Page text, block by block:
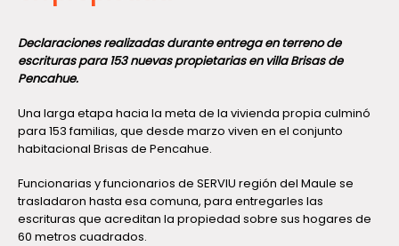
Declaraciones realizadas durante entrega en terreno de
escrituras para 153 nuevas propietarias en villa Brisas de
Pencahue.
Una larga etapa hacia la meta de la vivienda propia culminó
para 153 familias, que desde marzo viven en el conjunto
habitacional Brisas de Pencahue.
Funcionarias y funcionarios de SERVIU región del Maule se
trasladaron hasta esa comuna, para entregarles las
escrituras que acreditan la propiedad sobre sus hogares de
60 metros cuadrados.